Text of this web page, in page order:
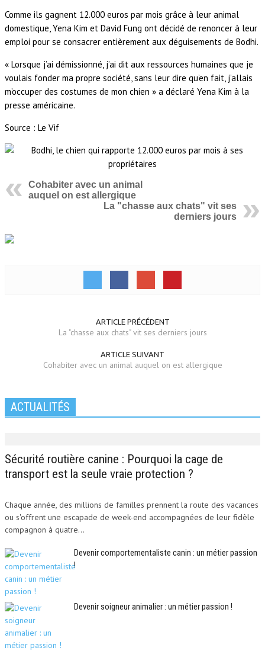
Comme ils gagnent 12.000 euros par mois grâce à leur animal
domestique, Yena Kim et David Fung ont décidé de renoncer à leur
emploi pour se consacrer entièrement aux déguisements de Bodhi.
« Lorsque j’ai démissionné, j’ai dit aux ressources humaines que je
voulais fonder ma propre société, sans leur dire qu’en fait, j’allais
m’occuper des costumes de mon chien » a déclaré Yena Kim à la
presse américaine.
Source : Le Vif
Cohabiter avec un animal
auquel on est allergique
La "chasse aux chats" vit ses
derniers jours
ARTICLE PRÉCÉDENT
La "chasse aux chats" vit ses derniers jours
ARTICLE SUIVANT
Cohabiter avec un animal auquel on est allergique
ACTUALITÉS
Sécurité routière canine : Pourquoi la cage de
transport est la seule vraie protection ?
Chaque année, des millions de familles prennent la route des vacances
ou s'offrent une escapade de week-end accompagnées de leur fidèle
compagnon à quatre...
Devenir comportementaliste canin : un métier passion
!
Devenir soigneur animalier : un métier passion !